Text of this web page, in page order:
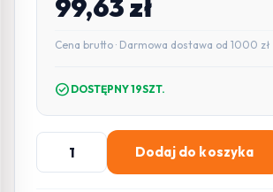
Cena brutto · Darmowa dostawa od 1000 zł
check_circle DOSTĘPNY 19SZT.
ilość
SATEL
Dodaj do koszyka